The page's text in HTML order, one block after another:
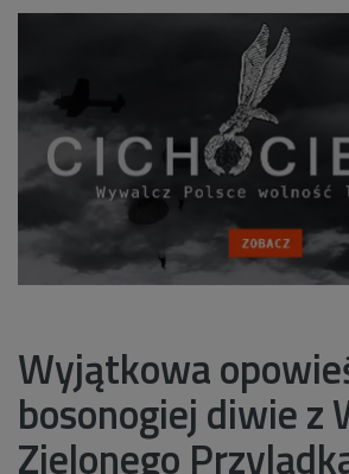
Wyjątkowa
bosonogiej diwie z
Zielonego